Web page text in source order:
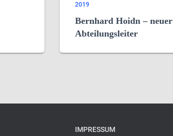
2019
Bernhard Hoidn – neuer
Abteilungsleiter
IMPRESSUM